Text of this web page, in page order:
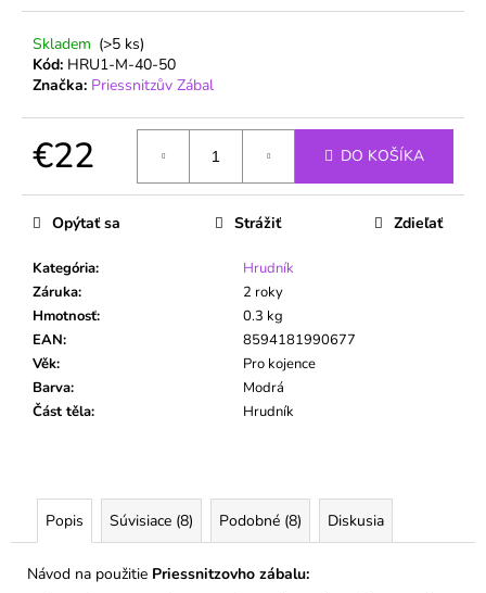
Skladem (>5 ks)
Kód: HRU1-M-40-50
Značka: Priessnitzův Zábal
€22 DO KOŠÍKA
Kategória:
Hrudník
Záruka:
2 roky
Hmotnosť:
0.3 kg
EAN:
8594181990677
Věk:
Pro kojence
Barva:
Modrá
Část těla: Hrudník
Opýtať sa Strážiť Zdieľať
Popis Súvisiace (8) Podobné (8) Diskusia
Návod na použitie Priessnitzovho zábalu: